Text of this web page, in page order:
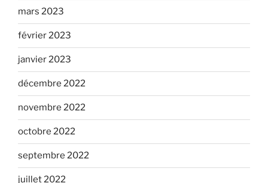
mars 2023
février 2023
janvier 2023
décembre 2022
novembre 2022
octobre 2022
septembre 2022
juillet 2022